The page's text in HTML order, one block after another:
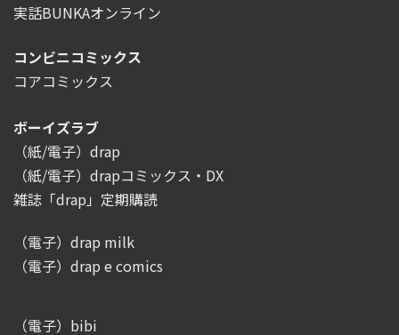
実話BUNKAオンライン
コンビニコミックス
コアコミックス
ボーイズラブ
（紙/電子）drap
（紙/電子）drapコミックス・DX
雑誌「drap」定期購読
（電子）drap milk
（電子）drap e comics
（電子）bibi